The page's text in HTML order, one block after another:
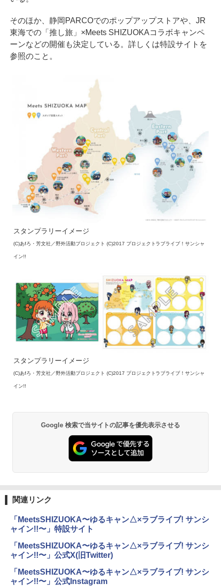
そのほか、静岡PARCOでのポップアップストアや、JR
東海での「推し旅」×Meets SHIZUOKAコラボキャンペ
ーンなどの開催も決定している。詳しくは特設サイトを
参照のこと。
スタンプラリーイメージ
(C)あfろ・芳文社／野外活動プロジェクト (C)2017 プロジェクトラブライブ！サンシャ
イン!!
スタンプラリーイメージ
(C)あfろ・芳文社／野外活動プロジェクト (C)2017 プロジェクトラブライブ！サンシャ
イン!!
Google 検索で当サイトの記事を優先表示させる
関連リンク
「MeetsSHIZUOKA〜ゆるキャン△×ラブライブ! サンシ
ャイン!!〜」特設サイト
「MeetsSHIZUOKA〜ゆるキャン△×ラブライブ! サンシ
ャイン!!〜」公式X(旧Twitter)
「MeetsSHIZUOKA〜ゆるキャン△×ラブライブ! サンシ
ャイン!!〜」公式Instagram